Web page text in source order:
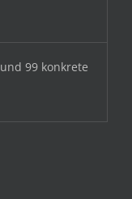
99 konkrete